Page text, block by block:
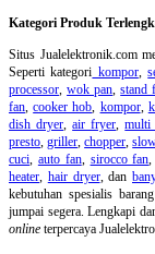
Kategori Produk
Situs Jualelektronik.com
Seperti kategori kompor,
processor,wok pan,stand
fan,cooker hob, kompor,
dish dryer,air fryer,multi
presto,griller,chopper,
cuci, auto fan, sirocco fan
heater, hair dryer, dan
kebutuhan spesialis
jumpai segera. Lengkapi
online terpercaya